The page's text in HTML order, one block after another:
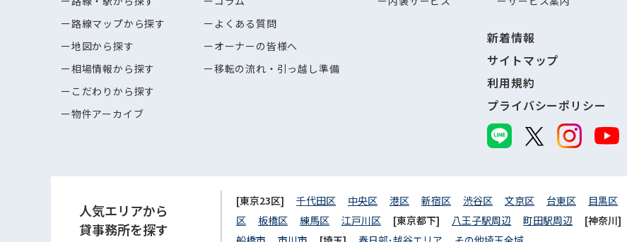
路線マップから探す
地図から探す
相場情報から探す
こだわりから探す
物件アーカイブ
よくある質問
オーナーの皆様へ
移転の流れ・引っ越し準備
新着情報
サイトマップ
利用規約
プライバシーポリシー
人気エリアから
貸事務所を探す
[東京23区] 千代田区 中央区 港区 新宿区 渋谷区 文京区 台東区 目黒区
区
板橋区 練馬区 江戸川区 [東京都下] 八王子駅周辺 町田駅周辺 [神奈川]